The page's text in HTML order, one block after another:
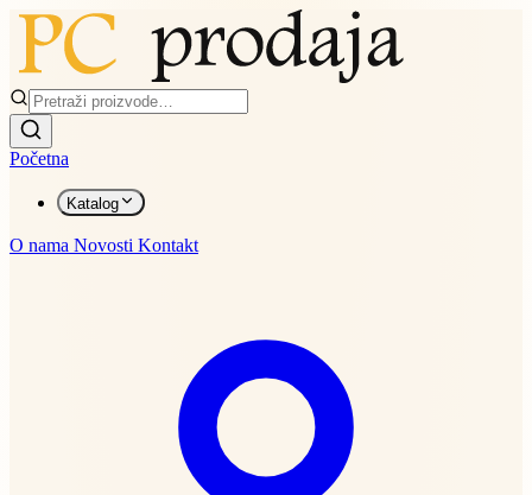
Početna
Katalog
O nama Novosti Kontakt